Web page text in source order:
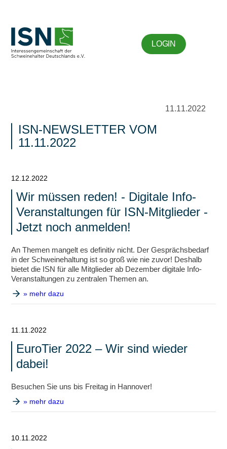
LOGIN
11.11.2022
ISN-NEWSLETTER VOM
11.11.2022
12.12.2022
Wir müssen reden! - Digitale Info-
Veranstaltungen für ISN-Mitglieder -
Jetzt noch anmelden!
An Themen mangelt es definitiv nicht. Der Gesprächsbedarf
in der Schweinehaltung ist so groß wie nie zuvor! Deshalb
bietet die ISN für alle Mitglieder ab Dezember digitale Info-
Veranstaltungen zu zentralen Themen an.
» mehr dazu
11.11.2022
EuroTier 2022 – Wir sind wieder
dabei!
Besuchen Sie uns bis Freitag in Hannover!
» mehr dazu
10.11.2022